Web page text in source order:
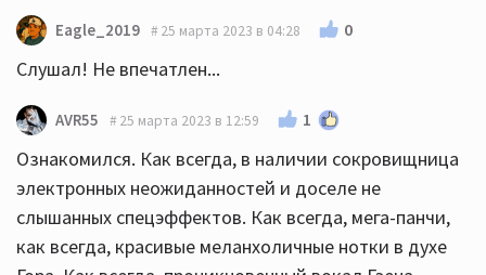
Депеша - красавцы! 👍👍👍
Eagle_2019 25 марта 2023 в 04:28 0
Слушал! Не впечатлен...
AVR55 25 марта 2023 в 12:59 1
Ознакомился. Как всегда, в наличии сокровищница
электронных неожиданностей и доселе не
слышанных спецэффектов. Как всегда, мега-панчи,
как всегда, красивые меланхоличные нотки в духе